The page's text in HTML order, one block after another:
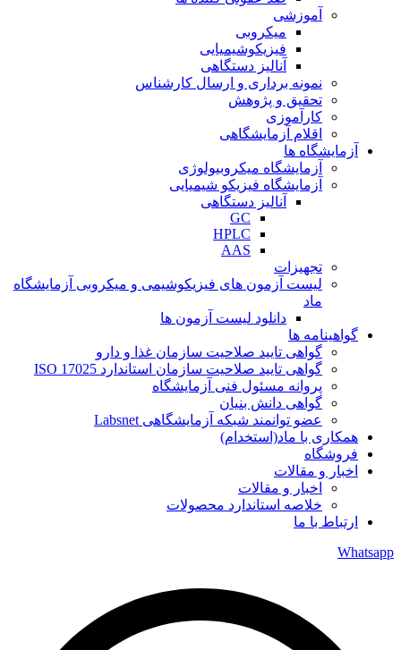
آموزشی
میکروبی
فیزیکوشیمیایی
آنالیز دستگاهی
نمونه برداری و ارسال کارشناس
تحقیق و پژوهش
کارآموزی
اقلام آزمایشگاهی
آزمایشگاه ها
آزمایشگاه میکروبیولوژی
آزمایشگاه فیزیکو شیمیایی
آنالیز دستگاهی
GC
HPLC
AAS
تجهیزات
لیست آزمون های فیزیکوشیمی و میکروبی آزمایشگاه
ماد
دانلود لیست آزمون ها
گواهینامه ها
گواهی تایید صلاحیت سازمان غذا و دارو
گواهی تایید صلاحیت سازمان استاندارد ISO 17025
پروانه مسئول فنی آزمایشگاه
گواهی دانش بنیان
عضو توانمند شبکه آزمایشگاهی Labsnet
همکاری با ماد(استخدام)
فروشگاه
اخبار و مقالات
اخبار و مقالات
خلاصه استاندارد محصولات
ارتباط با ما
Whatsapp